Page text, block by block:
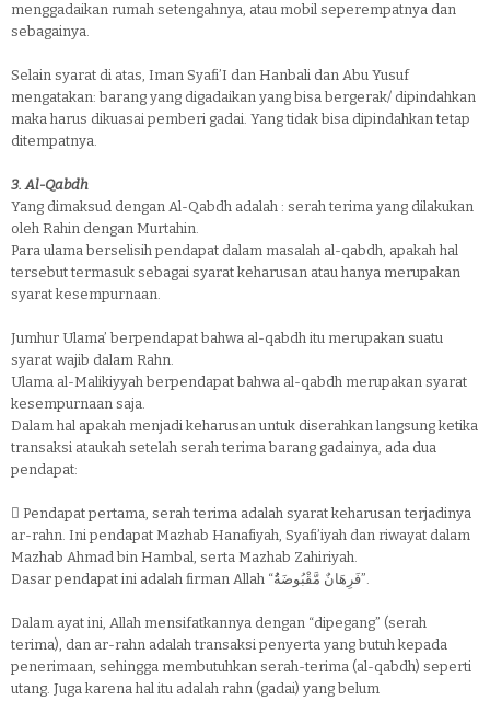
menggadaikan rumah setengahnya, atau mobil seperempatnya dan
sebagainya.
Selain syarat di atas, Iman Syafi’I dan Hanbali dan Abu Yusuf
mengatakan: barang yang digadaikan yang bisa bergerak/ dipindahkan
maka harus dikuasai pemberi gadai. Yang tidak bisa dipindahkan tetap
ditempatnya.
3. Al-Qabdh
Yang dimaksud dengan Al-Qabdh adalah : serah terima yang dilakukan
oleh Rahin dengan Murtahin.
Para ulama berselisih pendapat dalam masalah al-qabdh, apakah hal
tersebut termasuk sebagai syarat keharusan atau hanya merupakan
syarat kesempurnaan.
Jumhur Ulama’ berpendapat bahwa al-qabdh itu merupakan suatu
syarat wajib dalam Rahn.
Ulama al-Malikiyyah berpendapat bahwa al-qabdh merupakan syarat
kesempurnaan saja.
Dalam hal apakah menjadi keharusan untuk diserahkan langsung ketika
transaksi ataukah setelah serah terima barang gadainya, ada dua
pendapat:
 Pendapat pertama, serah terima adalah syarat keharusan terjadinya
ar-rahn. Ini pendapat Mazhab Hanafiyah, Syafi’iyah dan riwayat dalam
Mazhab Ahmad bin Hambal, serta Mazhab Zahiriyah.
Dasar pendapat ini adalah firman Allah “فَرِهَانٌ مَّقْبُوضَةُُ”.
Dalam ayat ini, Allah mensifatkannya dengan “dipegang” (serah
terima), dan ar-rahn adalah transaksi penyerta yang butuh kepada
penerimaan, sehingga membutuhkan serah-terima (al-qabdh) seperti
utang. Juga karena hal itu adalah rahn (gadai) yang belum